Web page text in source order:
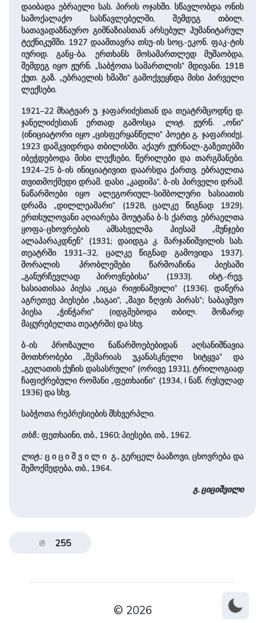
დაიბადა ებრაელი სას. პირის ოჯახში. სწავლობდა ონის
სამოქალაქო სასწავლებელში, შემდეგ თბილ.
სათავადაზნაურო გიმნაზიასთან არსებულ ჰუმანიტარულ
ტექნიკუმში. 1927 დაამთავრა თსუ-ის სოც.-ეკონ. ფაკ-ტის
იურიდ. განყ-ბა. ერთხანს მოსამართლედ მუშაობდა,
შემდეგ იყო ჟურნ. „საბჭოთა სამართლის“ მდივანი. 1918
ქუთ. გაზ. „ებრაელის ხმაში“ გამოქვეყნდა მისი პირველი
ლექსები.
1921–22 მხატვარ უ. ჯაფარიძესთან და თეატრმცოდნე დ.
ჯანელიძესთან ერთად გამოსცა ლიტ.ჟურნ. „ონი“
(ინიციატორი იყო „ცისფერყანწელი“ პოეტი გ. ჯაფარიძე).
1923 დამკვიდრდა თბილისში. აქაურ ჟურნალ-გაზეთებში
იბეჭდებოდა მისი ლექსები, წერილები და თარგმანები.
1924–25 ბ-ის ინიციატივით დაარსდა ქართვ. ებრაელთა
თვითმოქმედი დრამ. დასი „კადიმა“. ბ-ის პირველი დრამ.
ნაწარმოები იყო ალეგორიულ-სიმბოლური ხასიათის
დრამა „დილლეამარი“ (1928, ცალკე წიგნად 1929).
ერთსულოვანი აღიარება მოუტანა ბ-ს ქართვ. ებრაელთა
ყოფა-ცხოვრების ამსახველმა პიესამ „მუნჯები
ალაპარაკდნენ“ (1931; დაიდგა კ. მარჯანიშვილის სახ.
თეატრში 1931–32, ცალკე წიგნად გამოვიდა 1937).
მორალის პრობლემები წარმოაჩინა პიესაში
„განურჩევლად პიროვნებისა“ (1933). ისტ.-რევ.
ხასიათისაა პიესა „იცკა რიჟინაშვილი“ (1936). დაწერა
აგრეთვე პიესები „ხაგაი“, „შავი ზღვის პირას“; საბავშვო
პიესა „ჭინჭარი“ (იდგმებოდა თბილ. მოზარდ
მაყურებელთა თეატრში) და სხვ.
ბ-ის პროზაული ნაწარმოებებიდან აღსანიშნავია
მოთხრობები „შემარიას უკანასკნელი სიტყვა“ და
„გელათის ქუჩის დასასრული“ (ორივე 1931), ტრილოგიად
ჩაფიქრებული რომანი „ფეთხაინი“ (1934, I ნაწ. რუსულად
1936) და სხვ.
საბჭოთა რეპრესიების მსხვერპლი.
თხზ.: ფეთხაინი, თბ., 1960; პიესები, თბ., 1962.
ლიტ.: ც ი ც ი შ ვ ი ლ ი გ., გერცელ ბააზოვი, ცხოვრება და
შემოქმედება, თბ., 1964.
გ. ციციშვილი
255
© 2026